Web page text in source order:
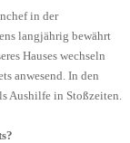
in der
langjährig bewährt
Hauses wechseln
anwesend. In den
Aushilfe in Stoßzeiten.